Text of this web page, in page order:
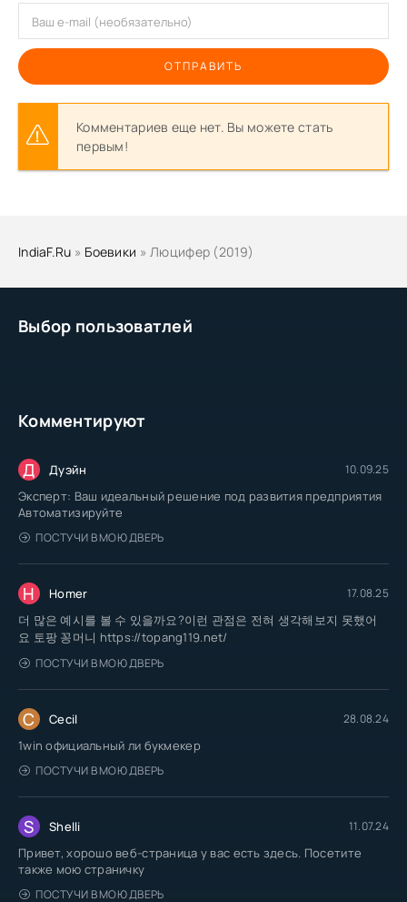
Выбор пользоватлей
Комментируют
Д Дуэйн 10.09.25
Эксперт: Ваш идеальный решение под развития предприятия
Автоматизируйте
ПОСТУЧИ В МОЮ ДВЕРЬ
H Homer 17.08.25
더 많은 예시를 볼 수 있을까요?이런 관점은 전혀 생각해보지 못했어
요 토팡 꽁머니 https://topang119.net/
ПОСТУЧИ В МОЮ ДВЕРЬ
C Cecil 28.08.24
1win официальный ли букмекер
ПОСТУЧИ В МОЮ ДВЕРЬ
S Shelli 11.07.24
Привет, хорошо веб-страница у вас есть здесь. Посетите
также мою страничку
ПОСТУЧИ В МОЮ ДВЕРЬ
ОТПРАВИТЬ
Комментариев еще нет. Вы можете стать
первым!
IndiaF.Ru » Боевики » Люцифер (2019)